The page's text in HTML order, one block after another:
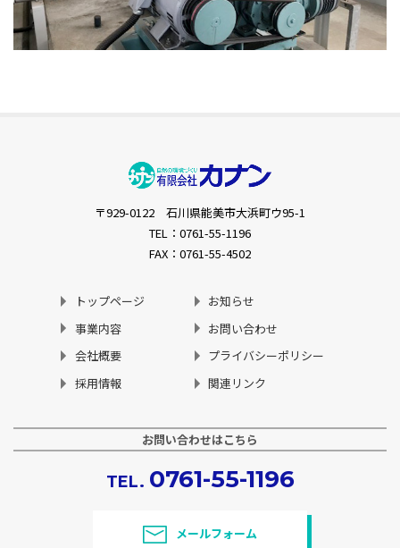
〒929-0122 石川県能美市大浜町ウ95-1
TEL：0761-55-1196
FAX：0761-55-4502
トップページ
事業内容
会社概要
採用情報
お知らせ
お問い合わせ
プライバシーポリシー
関連リンク
お問い合わせはこちら
TEL. 0761-55-1196
メールフォーム